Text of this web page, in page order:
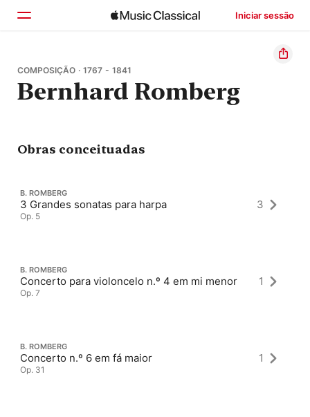
Iniciar sessão
Início
Explorar
COMPOSIÇÃO · 1767 - 1841
Bernhard Romberg
Obras conceituadas
B. ROMBERG
3 Grandes sonatas para harpa
Op. 5
3
B. ROMBERG
Concerto para violoncelo n.º 4 em mi menor
Op. 7
1
B. ROMBERG
Concerto n.º 6 em fá maior
Op. 31
1